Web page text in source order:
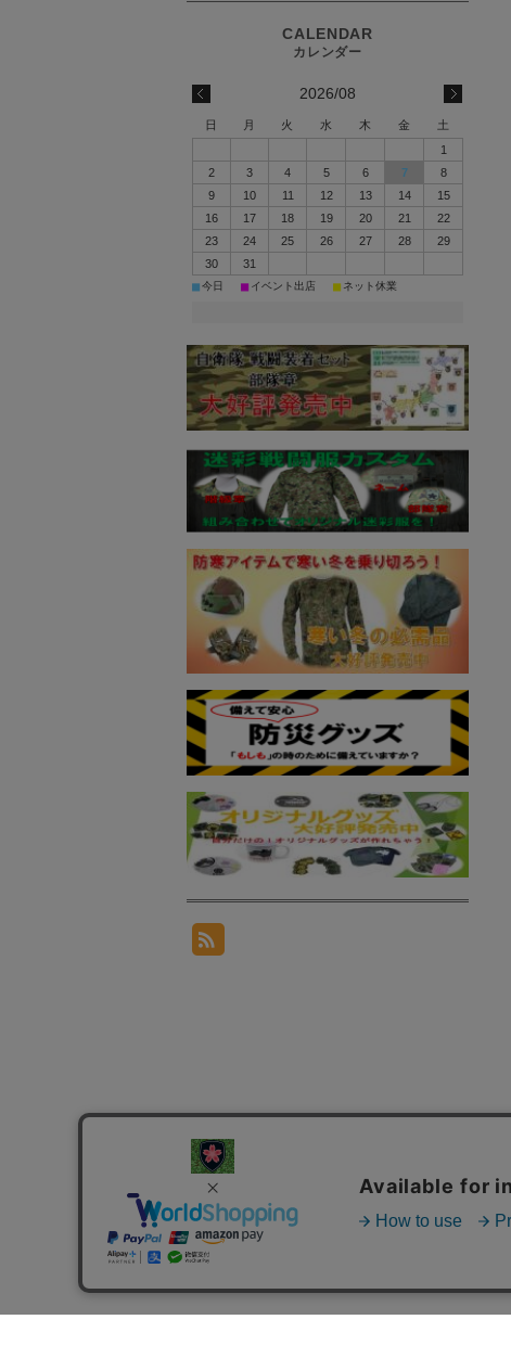
2026/08
日 月 火 水 木 金
土
1
2
3 4 5 6 7
8
9
10 11 12 13 14
15
16
17 18 19 20 21
22
23
24 25 26 27 28
29
30
31
■今日 ■ イベント出店 ■ ネット休業